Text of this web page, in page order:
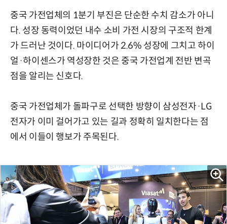
중국 가전업체의 1분기 부진은 단순한 수치 감소가 아니
다. 성장 동력이었던 내수 소비 가전 시장의 구조적 한계
가 드러난 것이다. 마이디어가 2.6% 성장에 그치고 하이
얼·하이센스가 역성장한 것은 중국 가전업계 전반 변곡
점을 알리는 신호다.
중국 가전업체가 돌파구로 선택한 방향이 삼성전자·LG
전자가 이미 걸어가고 있는 길과 정확히 일치한다는 점
에서 이들이 행보가 주목된다.